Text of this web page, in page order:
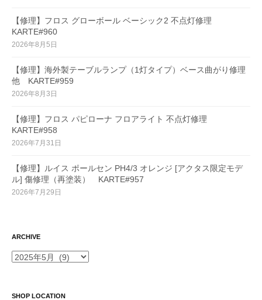
【修理】フロス グローボール ベーシック2 不点灯修理
KARTE#960
2026年8月5日
【修理】海外製テーブルランプ（1灯タイプ）ベース曲がり修理
他 KARTE#959
2026年8月3日
【修理】フロス パピローナ フロアライト 不点灯修理
KARTE#958
2026年7月31日
【修理】ルイス ポールセン PH4/3 オレンジ [アクタス限定モデ
ル] 傷修理（再塗装） KARTE#957
2026年7月29日
ARCHIVE
ARCHIVE
SHOP LOCATION